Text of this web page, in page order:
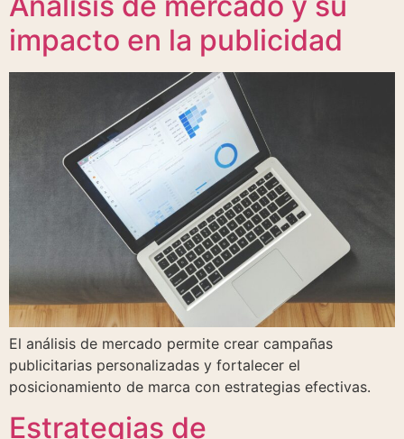
impacto en la publicidad
El análisis de mercado permite crear campañas
publicitarias personalizadas y fortalecer el
posicionamiento de marca con estrategias efectivas.
Estrategias de